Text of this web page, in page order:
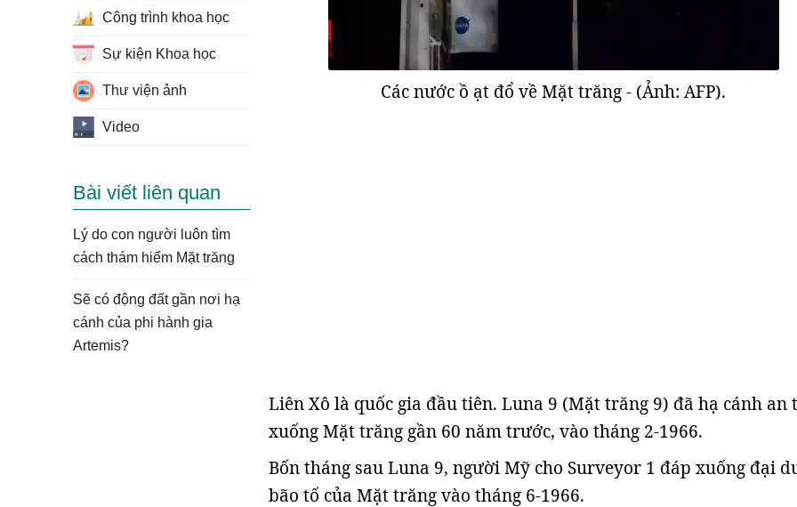
Các nước ồ ạt đổ về Mặt trăng - (Ảnh: AFP).
Liên Xô là quốc gia đầu tiên. Luna 9 (Mặt trăng 9) đã hạ cánh an
xuống Mặt trăng gần 60 năm trước, vào tháng 2-1966.
Bốn tháng sau Luna 9, người Mỹ cho Surveyor 1 đáp xuống đại
bão tố của Mặt trăng vào tháng 6-1966.
Công trình khoa học
Sự kiện Khoa học
Thư viện ảnh
Video
Bài viết liên quan
Lý do con người luôn tìm
cách thám hiểm Mặt trăng
Sẽ có động đất gần nơi hạ
cánh của phi hành gia
Artemis?